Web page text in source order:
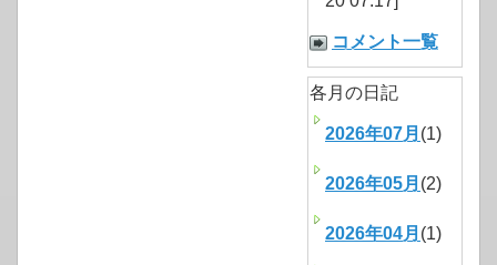
コメント一覧
各月の日記
2026年07月 (1)
2026年05月 (2)
2026年04月 (1)